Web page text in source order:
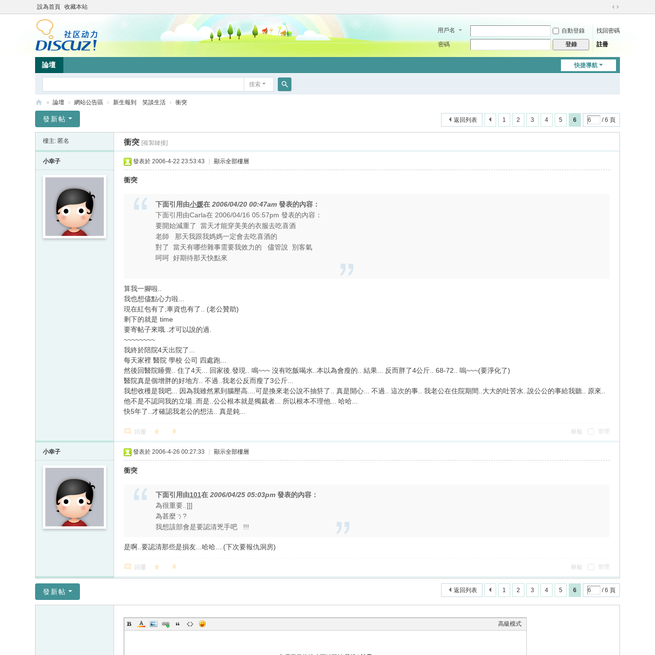
設為首頁 收藏本站
切
到
用戶名 自動登錄
找回密碼
密碼
登錄 註冊
快捷導航
論壇
搜索
竹
» 論壇 › 網站公告區 › 新生報到 笑談生活 › 衝突
1 2 3 4 5 6 / 6 頁
返回列表
發新帖
樓主: 匿名 衝突 [複製鏈接]
小幸子 發表於 2006-4-22 23:53:43 顯示全部樓層
衝突
下面引用由小媛在 2006/04/20 00:47am 發表的內容：
下面引用由Carla在 2006/04/16 05:57pm 發表的內容：
要開始減重了 當天才能穿美美的衣服去吃喜酒
老師 那天我跟我媽媽一定會去吃喜酒的
對了 當天有哪些雜事需要我效力的 儘管說 別客氣
呵呵 好期待那天快點來
算我一腳啦..
我也想儘點心力啦...
現在紅包有了;車資也有了.. (老公贊助)
剩下的就是 time
要寄帖子來哦..才可以說的過.
~~~~~~~~
我終於陪院4天出院了...
每天家裡 醫院 學校 公司 四處跑...
然後回醫院睡覺.. 住了4天... 回家後.發現.. 鳴~~~ 沒有吃飯喝水..本以為會瘦的.. 結果... 反而胖了4公斤.. 68-72.. 嗚~~~(要淨化了)
醫院真是個增胖的好地方.. 不過..我老公反而瘦了3公斤...
我想收穫是我吧... 因為我雖然累到腦壓高....可是換來老公說不抽箊了.. 真是開心... 不過.. 這次的事.. 我老公在住院期間..大大的吐苦水..說公公的事給我聽.. 原來..
他不是不認同我的立場..而是..公公根本就是獨裁者... 所以根本不理他... 哈哈...
快5年了..才確認我老公的想法.. 真是鈍...
管理
回覆 舉報
小幸子 發表於 2006-4-26 00:27:33 顯示全部樓層
衝突
下面引用由101在 2006/04/25 05:03pm 發表的內容：
為很重要..]]]
為甚麼ㄋ?
我想該部會是要認清兇手吧 !!!
是啊..要認清那些是損友...哈哈....(下次要報仇洞房)
管理
回覆 舉報
1 2 3 4 5 6 / 6 頁
返回列表
發新帖
高級模式